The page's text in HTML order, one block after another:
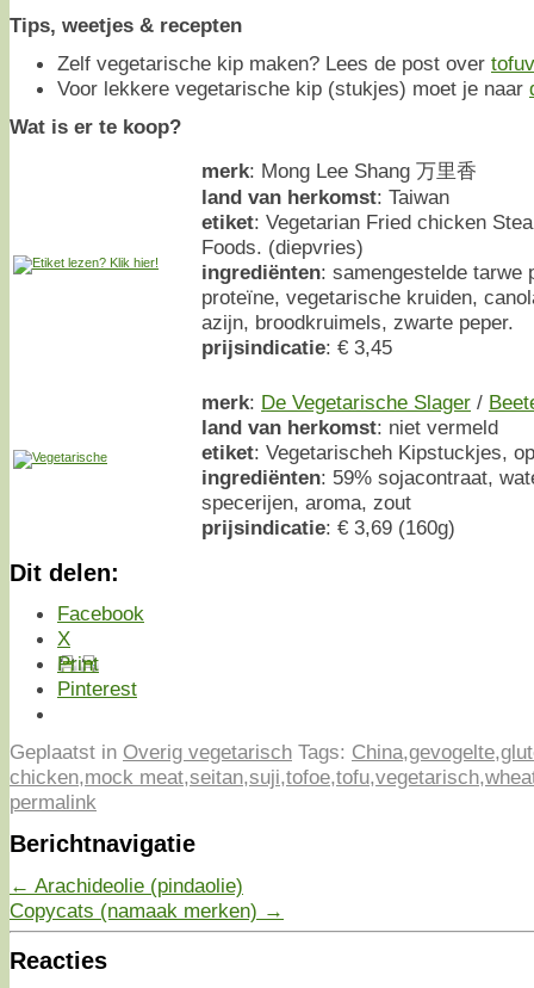
Tips, weetjes & recepten
Zelf vegetarische kip maken? Lees de post over
Voor lekkere vegetarische kip (stukjes) moet je naar
Wat is er te koop?
merk: Mong Lee Shang 万里香
land van herkomst: Taiwan
etiket: Vegetarian Fried chicken
Foods. (diepvries)
ingrediënten: samengestelde tarwe
proteïne, vegetarische kruiden,
azijn, broodkruimels, zwarte peper.
prijsindicatie: € 3,45
merk: De Vegetarische Slager /
land van herkomst: niet vermeld
etiket: Vegetarischeh Kipstuckjes,
ingrediënten: 59% sojacontraat,
specerijen, aroma, zout
prijsindicatie: € 3,69 (160g)
Dit delen:
Facebook
X
Print
Pinterest
Geplaatst in Overig vegetarisch Tags: China,gevogelte,
chicken,mock meat,seitan,suji,tofoe,tofu,vegetarisch,
permalink
Berichtnavigatie
← Arachideolie (pindaolie)
Copycats (namaak merken) →
Reacties